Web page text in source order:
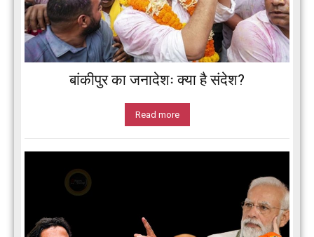
बांकीपुर का जनादेशः क्या है संदेश?
Read more